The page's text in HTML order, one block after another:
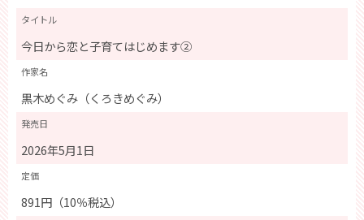
タイトル
今日から恋と子育てはじめます②
作家名
黒木めぐみ（くろきめぐみ）
発売日
2026年5月1日
定価
891円（10％税込）